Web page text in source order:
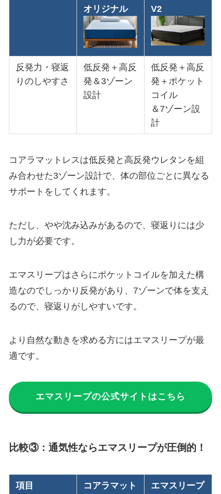
オリジナル
V2
反発力・寝返
りのしやすさ
低反発＋高反
発＆3ゾーン
設計
低反発＋高反
発＋ポケット
コイル
＆7ゾーン設
計
コアラマットレスは低反発と高反発ウレタンを組
み合わせた3ゾーン設計で、体の部位ごとに異なる
サポートをしてくれます。
ただし、やや沈み込みがあるので、寝返りには少
し力が必要です。
エマスリープはさらにポケットコイルを加えた構
造なのでしっかり反発があり、7ゾーンで体を支え
るので、寝返りがしやすいです。
より自然な動きを求める方にはエマスリープが最
適です。
エマスリープの公式サイトはこちら
比較③：通気性ならエマスリープが圧倒的！
項目 コアラマット エマスリープ